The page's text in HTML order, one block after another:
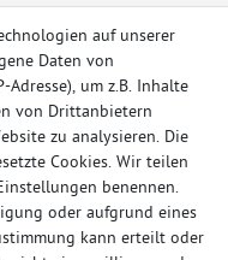
- Alle Rechte vorbehalten.
auf unserer
Daten von
Adresse), um z.B. Inhalte
von Drittanbietern
zu analysieren. Die
Cookies. Wir teilen
benennen.
oder aufgrund eines
kann erteilt oder